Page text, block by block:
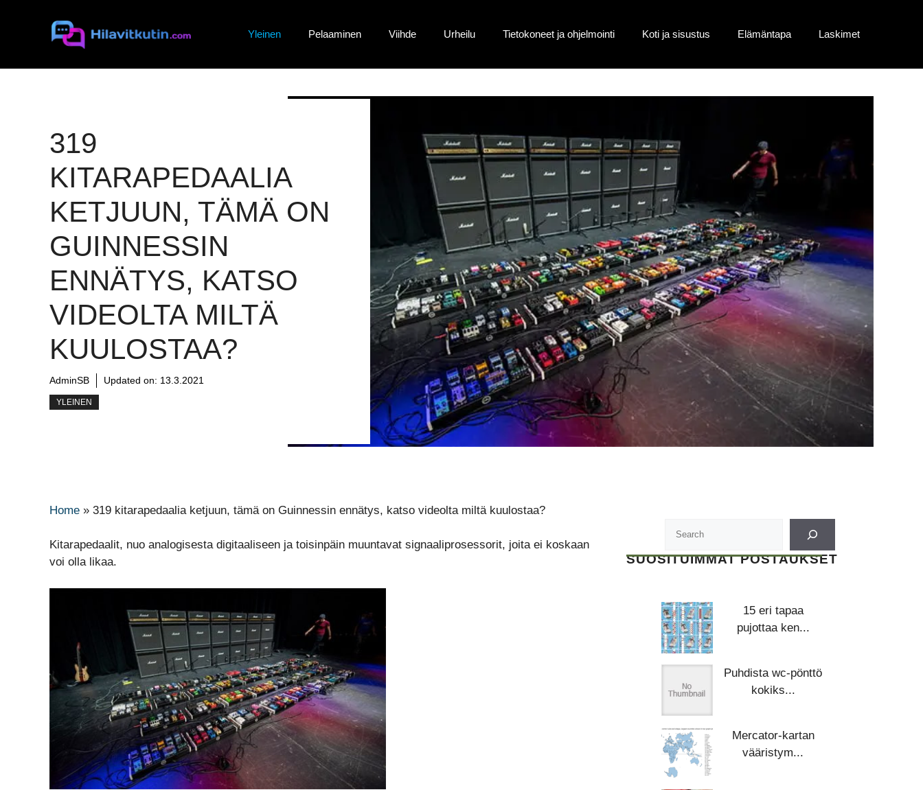
Yleinen Pelaaminen Viihde Urheilu Tietokoneet ja ohjelmointi Koti ja sisustus Elämäntapa Laskimet
319
KITARAPEDAALIA
KETJUUN, TÄMÄ ON
GUINNESSIN
ENNÄTYS, KATSO
VIDEOLTA MILTÄ
KUULOSTAA?
AdminSB Updated on: 13.3.2021
YLEINEN
Home » 319 kitarapedaalia ketjuun, tämä on Guinnessin ennätys, katso videolta miltä kuulostaa?
Kitarapedaalit, nuo analogisesta digitaaliseen ja toisinpäin muuntavat signaaliprosessorit, joita ei koskaan
voi olla likaa.
SUOSITUIMMAT POSTAUKSET
15 eri tapaa
pujottaa ken...
Puhdista wc-pönttö
kokiks...
Mercator-kartan
vääristym...